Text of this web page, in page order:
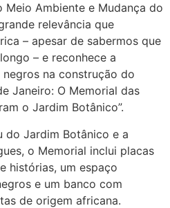
Ambiente e Mudança do
relevância que
– apesar de sabermos que
– e reconhece a
na construção do
Janeiro: O Memorial das
o Jardim Botânico”.
do Jardim Botânico e a
o Memorial inclui placas
histórias, um espaço
e um banco com
de origem africana.